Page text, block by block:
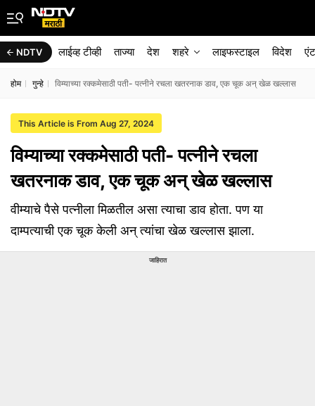
NDTV लाईव्ह टीव्ही ताज्या देश शहरे लाइफस्टाइल विदेश
होम गुन्हे विम्याच्या रक्कमेसाठी पती- पत्नीने रचला खतरनाक डाव, एक चूक अन् खेळ खल्लास
This Article is From Aug 27, 2024
विम्याच्या रक्कमेसाठी पती- पत्नीने रचला
खतरनाक डाव, एक चूक अन् खेळ खल्लास
वीम्याचे पैसे पत्नीला मिळतील असा त्याचा डाव होता. पण या
दाम्पत्याची एक चूक केली अन् त्यांचा खेळ खल्लास झाला.
जाहिरात